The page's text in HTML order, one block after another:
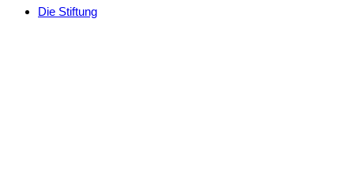
Die Stiftung